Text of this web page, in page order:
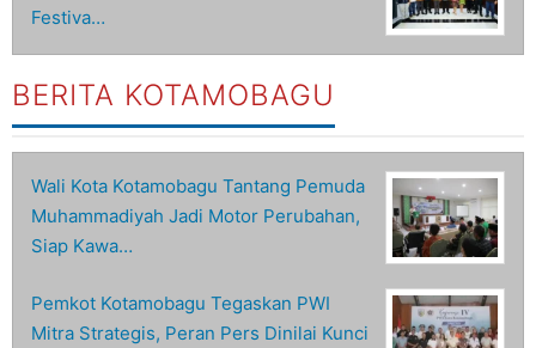
Festiva…
BERITA KOTAMOBAGU
Wali Kota Kotamobagu Tantang Pemuda
Muhammadiyah Jadi Motor Perubahan,
Siap Kawa…
Pemkot Kotamobagu Tegaskan PWI
Mitra Strategis, Peran Pers Dinilai Kunci